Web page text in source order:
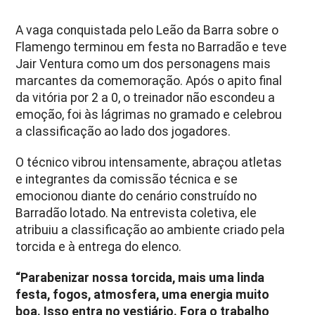
A vaga conquistada pelo Leão da Barra sobre o
Flamengo terminou em festa no Barradão e teve
Jair Ventura como um dos personagens mais
marcantes da comemoração. Após o apito final
da vitória por 2 a 0, o treinador não escondeu a
emoção, foi às lágrimas no gramado e celebrou
a classificação ao lado dos jogadores.
O técnico vibrou intensamente, abraçou atletas
e integrantes da comissão técnica e se
emocionou diante do cenário construído no
Barradão lotado. Na entrevista coletiva, ele
atribuiu a classificação ao ambiente criado pela
torcida e à entrega do elenco.
“Parabenizar nossa torcida, mais uma linda
festa, fogos, atmosfera, uma energia muito
boa. Isso entra no vestiário. Fora o trabalho